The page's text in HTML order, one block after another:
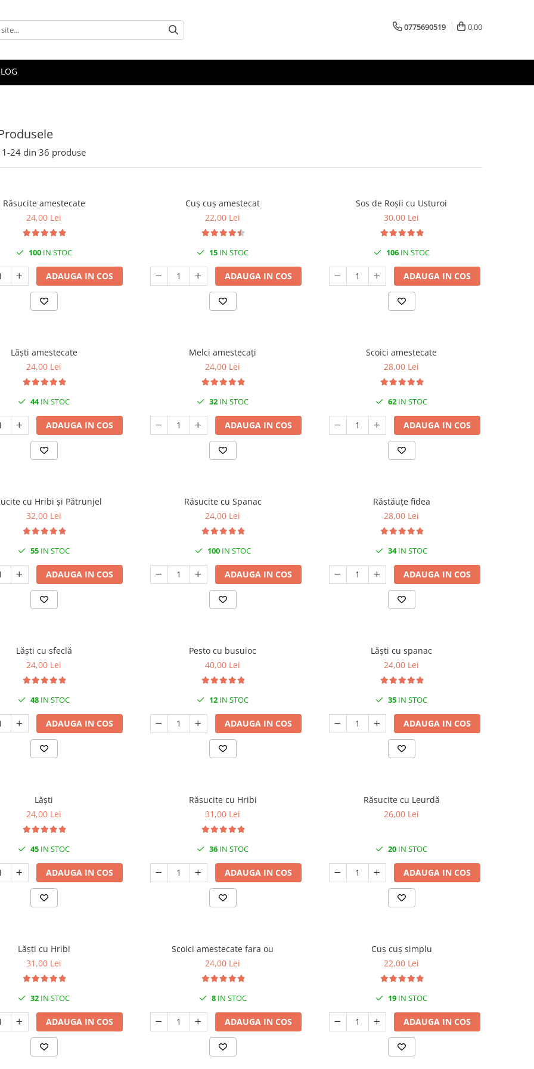
0775690519 0,00
1-24 din 36 produse
Răsucite amestecate
24,00 Lei
100IN STOC
ADAUGA IN COS
Cuș cuș amestecat
22,00 Lei
15 IN STOC
ADAUGA IN COS
Sos de Roșii cu Usturoi
30,00 Lei
106IN STOC
ADAUGA IN COS
Lăști amestecate
24,00 Lei
44IN STOC
ADAUGA IN COS
Melci amestecați
24,00 Lei
32 IN STOC
ADAUGA IN COS
Scoici amestecate
28,00 Lei
62 IN STOC
ADAUGA IN COS
cu Hribi și Pătrunjel
32,00 Lei
55 IN STOC
ADAUGA IN COS
Răsucite cu Spanac
24,00 Lei
100IN STOC
ADAUGA IN COS
Răstăuțe fidea
28,00 Lei
34IN STOC
ADAUGA IN COS
Lăști cu sfeclă
24,00 Lei
48 IN STOC
ADAUGA IN COS
Pesto cu busuioc
40,00 Lei
12 IN STOC
ADAUGA IN COS
Lăști cu spanac
24,00 Lei
35 IN STOC
ADAUGA IN COS
Lăști
24,00 Lei
45 IN STOC
ADAUGA IN COS
Răsucite cu Hribi
31,00 Lei
36 IN STOC
ADAUGA IN COS
Răsucite cu Leurdă
26,00 Lei
20 IN STOC
ADAUGA IN COS
Lăști cu Hribi
31,00 Lei
32 IN STOC
ADAUGA IN COS
Scoici amestecate fara ou
24,00 Lei
8IN STOC
ADAUGA IN COS
Cuș cuș simplu
22,00 Lei
19 IN STOC
ADAUGA IN COS